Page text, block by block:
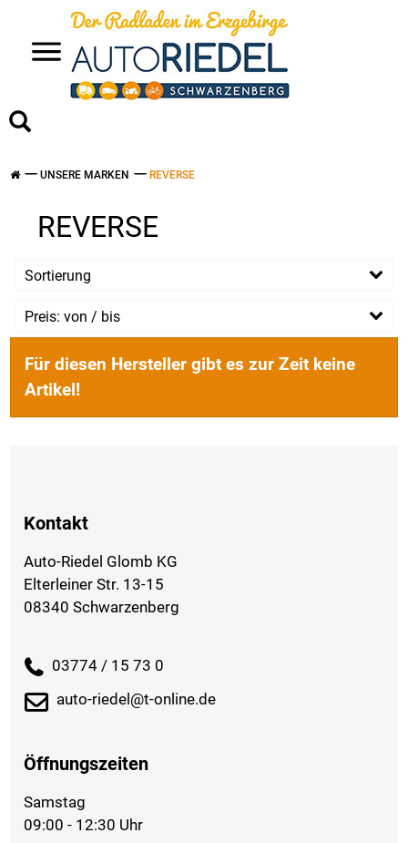
UNSERE MARKEN REVERSE
REVERSE
Sortierung
Preis: von / bis
PREISFILTER ANWENDEN
Für diesen Hersteller gibt es zur Zeit keine
Artikel!
Kontakt
Auto-Riedel Glomb KG
Elterleiner Str. 13-15
08340 Schwarzenberg
03774 / 15 73 0
auto-riedel@t-online.de
Öffnungszeiten
Samstag
09:00 - 12:30 Uhr